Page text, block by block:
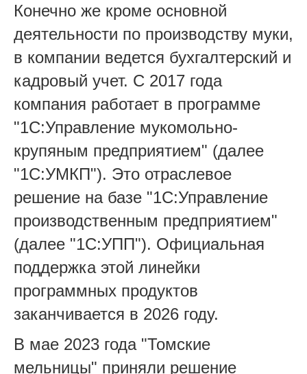
Конечно же кроме основной
деятельности по производству муки,
в компании ведется бухгалтерский и
кадровый учет. С 2017 года
компания работает в программе
"1С:Управление мукомольно-
крупяным предприятием" (далее
"1С:УМКП"). Это отраслевое
решение на базе "1С:Управление
производственным предприятием"
(далее "1С:УПП"). Официальная
поддержка этой линейки
программных продуктов
заканчивается в 2026 году.
В мае 2023 года "Томские
мельницы" приняли решение